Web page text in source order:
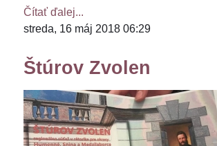
Čítať ďalej...
streda, 16 máj 2018 06:29
Štúrov Zvolen